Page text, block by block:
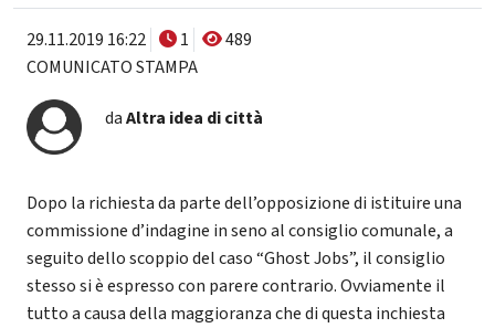
29.11.2019 16:22 1
489
COMUNICATO STAMPA
daAltra idea di città
Dopo la richiesta da parte dell’opposizione di istituire una
commissione d’indagine in seno al consiglio comunale, a
seguito dello scoppio del caso “Ghost Jobs”, il consiglio
stesso si è espresso con parere contrario. Ovviamente il
tutto a causa della maggioranza che di questa inchiesta